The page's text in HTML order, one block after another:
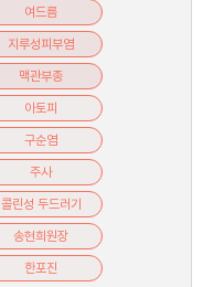
여드름
지루성피부염
맥관부종
아토피
구순염
주사
콜린성 두드러기
송현희원장
한포진